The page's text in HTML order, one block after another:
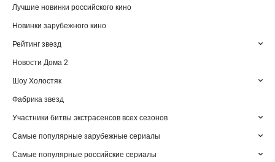
Лучшие новинки российского кино
Новинки зарубежного кино
Рейтинг звезд
Новости Дома 2
Шоу Холостяк
Фабрика звезд
Участники битвы экстрасенсов всех сезонов
Самые популярные зарубежные сериалы
Самые популярные российские сериалы